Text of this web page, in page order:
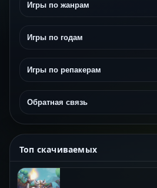
Игры по жанрам
Игры по годам
Игры по репакерам
Обратная связь
Топ скачиваемых